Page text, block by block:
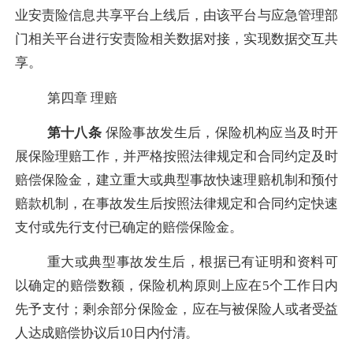
业安责险信息共享平台上线后，由该平台与应急管理部
门相关平台进行安责险相关数据对接，实现数据交互共
享。
第四章 理赔
第十八条 保险事故发生后，保险机构应当及时开
展保险理赔工作，并严格按照法律规定和合同约定及时
赔偿保险金，建立重大或典型事故快速理赔机制和预付
赔款机制，在事故发生后按照法律规定和合同约定快速
支付或先行支付已确定的赔偿保险金。
重大或典型事故发生后，根据已有证明和资料可
以确定的赔偿数额，保险机构原则上应在5个工作日内
先予支付；剩余部分保险金， 应在与被保险人或者受益
人达成赔偿协议后10日内付清。